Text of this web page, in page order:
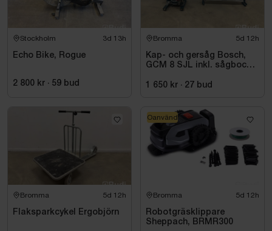
Stockholm 3d 13h
Echo Bike, Rogue
2 800 kr · 59 bud
Bromma 5d 12h
Kap- och gersåg Bosch,
GCM 8 SJL inkl. sågbock
1 650 kr · 27 bud
Bromma 5d 12h
Flaksparkcykel Ergobjörn
Bromma 5d 12h
Robotgräsklippare
Sheppach, BRMR300
Oanvänd